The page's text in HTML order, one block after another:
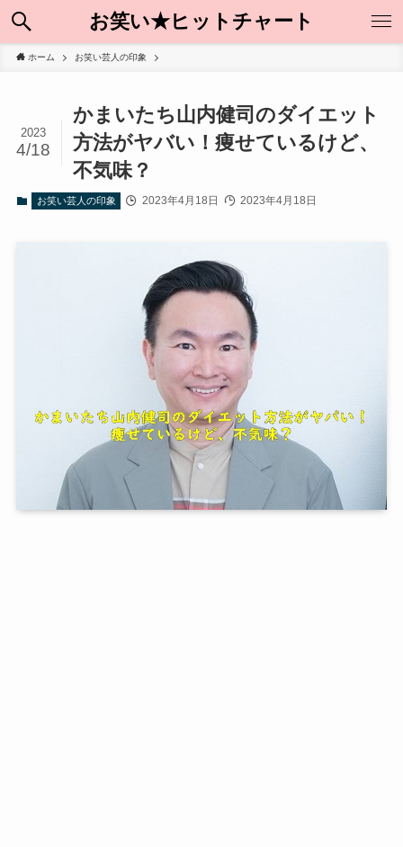
お笑い★ヒットチャート
ホーム お笑い芸人の印象
かまいたち山内健司のダイエット
方法がヤバい！痩せているけど、
不気味？
2023
4/18
お笑い芸人の印象 2023年4月18日 2023年4月18日